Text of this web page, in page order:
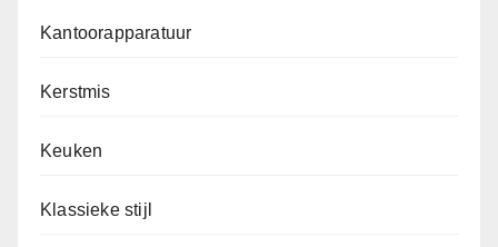
Kantoorapparatuur
Kerstmis
Keuken
Klassieke stijl